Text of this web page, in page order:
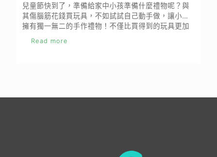
兒童節快到了，準備給家中小孩準備什麼禮物呢？與
其傷腦筋花錢買玩具，不如試試自己動手做，讓小孩
擁有獨一無二的手作禮物！不僅比買得到的玩具更加
Read more